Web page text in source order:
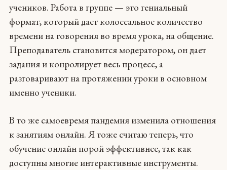
учеников. Работа в группе — это гениальный
формат, который дает колоссальное количество
времени на говорения во время урока, на общение.
Преподаватель становится модератором, он дает
задания и конролирует весь процеcc, а
разговаривают на протяжении уроки в основном
именно ученики.
В то же самоевремя пандемия изменила отношения
к занятиям онлайн. Я тоже считаю теперь, что
обучение онлайн порой эффективнее, так как
доступны многие интерактивные инструменты.